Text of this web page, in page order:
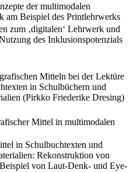
der multimodalen
am Beispiel des Printlehrwerks
zum ‚digitalen‘ Lehrwerk und
des Inklusionspotenzials
Mitteln bei der Lektüre
in Schulbüchern und
(Pirkko Friederike Dresing)
Mittel in multimodalen
in Schulbuchtexten und
Rekonstruktion von
von Laut-Denk- und Eye-